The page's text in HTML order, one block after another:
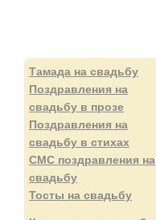
Тамада на свадьбу
Поздравления на
свадьбу в прозе
Поздравления на
свадьбу в стихах
СМС поздравления на
свадьбу
Тосты на свадьбу